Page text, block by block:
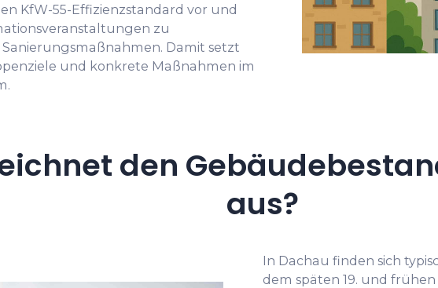
KfW-55-Effizienzstandard vor und
zu
Damit setzt
und konkrete Maßnahmen im
den
aus?
In Dachau finden sich
dem späten 19. und